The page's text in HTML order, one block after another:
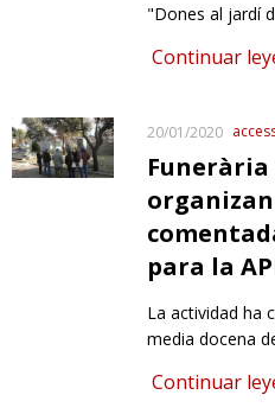
"Dones al jardí
Continuar
20/01/2020
Funerària
para la
La actividad ha
media docena
Continuar